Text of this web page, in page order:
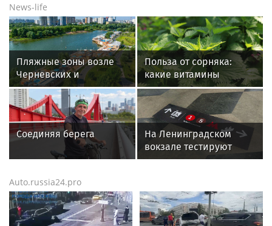
News-life
Пляжные зоны возле
Черневских и
Ясеневских прудов
обустроили на юго-
западе Москвы
Польза от сорняка:
какие витамины
содержатся в крапиве
и можно ли ее есть
Соединяя берега
На Ленинградском
вокзале тестируют
напольную навигацию
Auto.russia24.pro